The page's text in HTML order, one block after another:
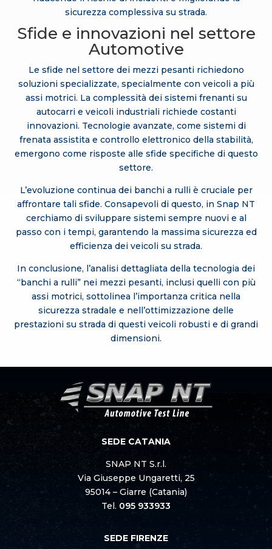
sicurezza complessiva su strada.
Sfide e innovazioni nel settore
Automotive
Le sfide nel settore dei mezzi pesanti richiedono
soluzioni specializzate, specialmente con veicoli a più
assi motrici. La complessità dei sistemi frenanti su
autocarri e veicoli industriali richiede costanti
innovazioni. Tecnologie avanzate, come sistemi di
frenata assistita e controllo elettronico della stabilità,
emergono come risposte alle sfide specifiche di questo
settore.
L’evoluzione continua dei banchi a rulli è cruciale per
affrontare tali sfide. Consapevoli di questo, in Snap NT
cerchiamo di sviluppare sistemi sempre nuovi e al
passo con i tempi, garantendo la massima sicurezza ed
efficienza dei veicoli su strada.
In conclusione, l’analisi dettagliata della tecnologia dei
“banchi a rulli” nei mezzi pesanti, inclusi quelli con più
assi motrici, sottolinea l’importanza critica nella
sicurezza stradale e nell’ottimizzazione delle
prestazioni su strada di questi veicoli robusti e di grandi
dimensioni.
SEDE CATANIA
SNAP NT S.r.l.
Via Giuseppe Ungaretti, 25
95014 – Giarre (Catania)
Tel. 095 933933
SEDE FIRENZE